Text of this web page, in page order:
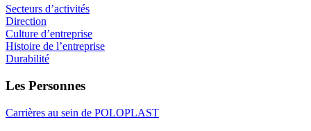
Secteurs d’activités
Direction
Culture d’entreprise
Histoire de l’entreprise
Durabilité
Les Personnes
Carrières au sein de POLOPLAST